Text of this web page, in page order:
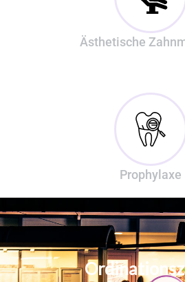
Ästhetische
Prophylaxe